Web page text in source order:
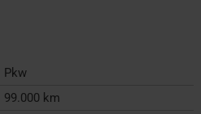
Pkw
99.000 km